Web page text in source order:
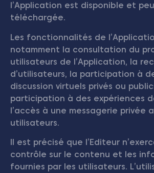
l’Application est disponible et
téléchargée.
Les fonctionnalités de
notamment la consultation du
utilisateurs de l’Application, la
d’utilisateurs, la participation à
discussion virtuels privés ou
participation à des expériences
l’accès à une messagerie privée
utilisateurs.
Il est précisé que l’Editeur
contrôle sur le contenu et les
fournies par les utilisateurs.